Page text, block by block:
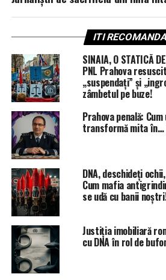
ITI
SINAIA, O STATICĂ
PNL Prahova
„suspendați” și
zâmbetul pe buze!
Prahova penală:
transformă mita în…
DNA, deschideți
Cum mafia
se udă cu banii
Justiția imobiliară
cu DNA în rol de